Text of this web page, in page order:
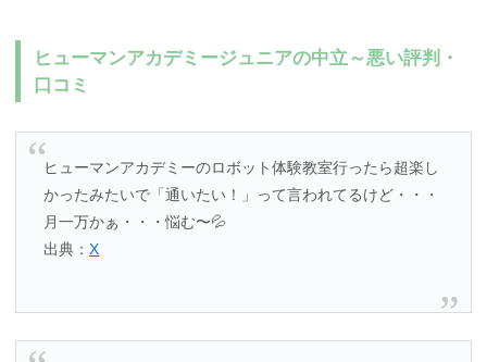
ヒューマンアカデミージュニアの中立～悪い評判・
口コミ
ヒューマンアカデミーのロボット体験教室行ったら超楽し
かったみたいで「通いたい！」って言われてるけど・・・
月一万かぁ・・・悩む〜💦
出典：X